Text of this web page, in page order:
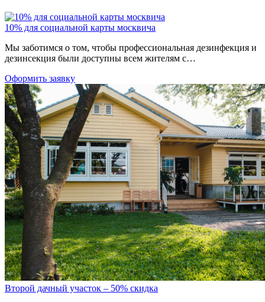
10% для социальной карты москвича
Мы заботимся о том, чтобы профессиональная дезинфекция и
дезинсекция были доступны всем жителям с…
Оформить заявку
Второй дачный участок – 50% скидка